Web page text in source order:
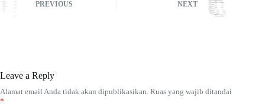
PREVIOUS NEXT
Leave a Reply
Alamat email Anda tidak akan dipublikasikan. Ruas yang wajib ditandai
*